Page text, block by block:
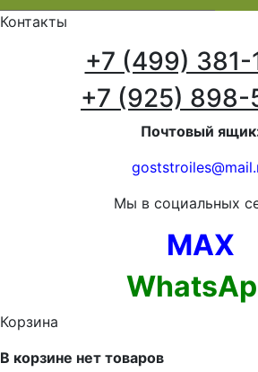
Контакты
+7 (499) 381-
+7 (925) 898-
Почтовый
Мы в социальных
MAX
Корзина
В корзине нет товаров